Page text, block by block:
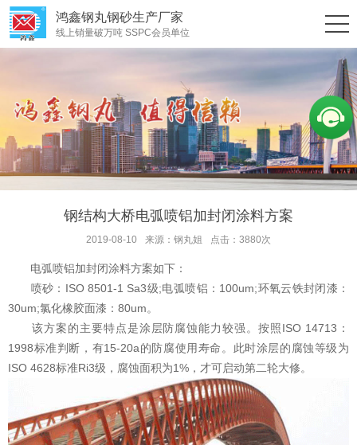
鸿鑫钢丸钢砂生产厂家
线上销量破万吨 SSPC会员单位
钢结构大桥电弧喷铝加封闭涂料方案
2019-08-10 来源：钢丸姐 点击：3880次
电弧喷铝加封闭涂料方案如下：
喷砂：ISO 8501-1 Sa3级;电弧喷铝：100um;环氧云铁封闭漆：
30um;氯化橡胶面漆：80um。
该方案的主要特点是涂层防腐蚀能力较强。按照ISO 14713：
1998标准判断，有15-20a的防腐使用寿命。此时涂层的腐蚀等级为
ISO 4628标准Ri3级，腐蚀面积为1%，才可启动第二轮大修。